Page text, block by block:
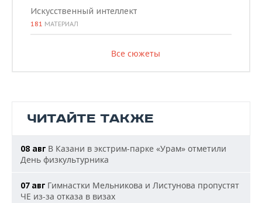
Искусственный интеллект
181 МАТЕРИАЛ
Все сюжеты
ЧИТАЙТЕ ТАКЖЕ
08 авг В Казани в экстрим-парке «Урам» отметили
День физкультурника
07 авг Гимнастки Мельникова и Листунова пропустят
ЧЕ из-за отказа в визах